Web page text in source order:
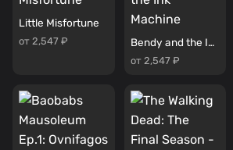
Little Misfortune
от 2,547 ₽ Bendy and the Ink Machine
от 2,547 ₽